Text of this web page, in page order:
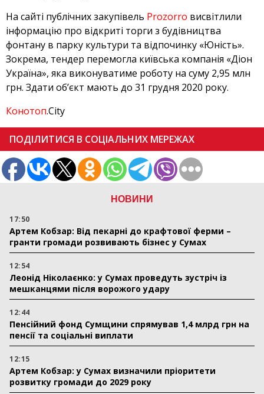
НОВИНИ
17:50
Артем Кобзар: Від пекарні до крафтової ферми –
гранти громади розвивають бізнес у Сумах
12:54
Леонід Ніколаєнко: у Сумах проведуть зустріч із
мешканцями після ворожого удару
12:44
Пенсійний фонд Сумщини спрямував 1,4 млрд грн на
пенсії та соціальні виплати
12:15
Артем Кобзар: у Сумах визначили пріоритети
розвитку громади до 2029 року
На сайті публічних закупівель Prozorro висвітлили
інформацію про відкриті торги з будівництва
фонтану в парку культури та відпочинку «Юність».
Зокрема, тендер перемогла київська компанія «Діон
Україна», яка виконуватиме роботу на суму 2,95 млн
грн. Здати об’єкт мають до 31 грудня 2020 року.
Конотоп.City
ПОДІЛИТИСЯ В СОЦІАЛЬНИХ МЕРЕЖАХ